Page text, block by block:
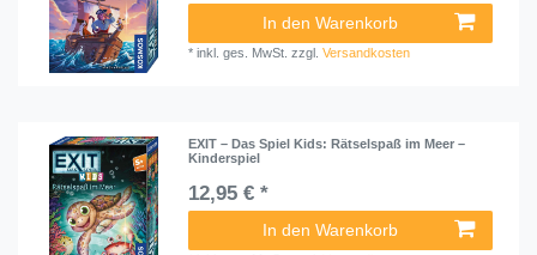
In den Warenkorb
*inkl. ges. MwSt. zzgl.Versandkosten
EXIT – Das Spiel Kids: Rätselspaß im Meer –
Kinderspiel
12,95 € *
In den Warenkorb